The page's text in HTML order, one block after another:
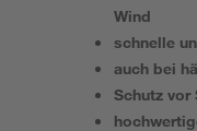
Wind
schnelle
auch bei
Schutz vor